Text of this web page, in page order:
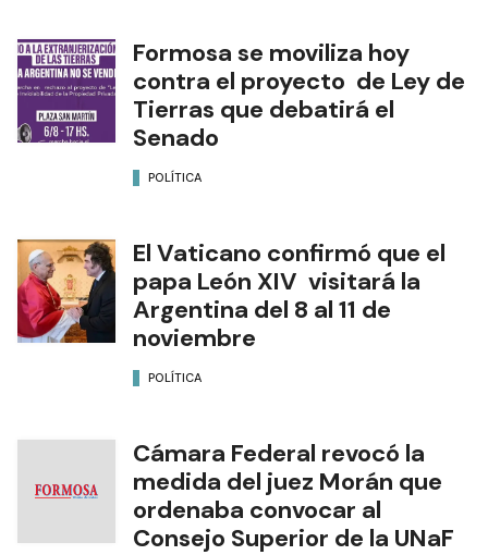
Formosa se moviliza hoy
contra el proyecto de Ley de
Tierras que debatirá el
Senado
POLÍTICA
El Vaticano confirmó que el
papa León XIV visitará la
Argentina del 8 al 11 de
noviembre
POLÍTICA
Cámara Federal revocó la
medida del juez Morán que
ordenaba convocar al
Consejo Superior de la UNaF